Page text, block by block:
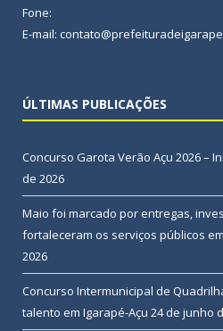
Fone:
E-mail:
ÚLTIMAS PUBLICAÇÕES
Concurso Garota Verão Açu 2026 –
de 2026
Maio foi marcado por entregas,
fortaleceram os serviços públicos
2026
Concurso Intermunicipal de
talento em Igarapé-Açu 24 de junho